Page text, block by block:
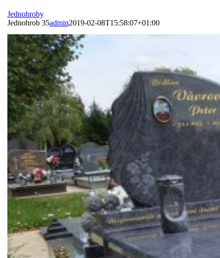
Jednohroby
Jednohrob 35admin2019-02-08T15:58:07+01:00